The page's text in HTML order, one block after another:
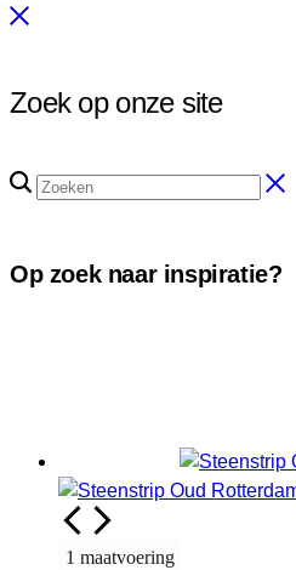
Zoek op onze site
Op zoek naar inspiratie?
1 maatvoering